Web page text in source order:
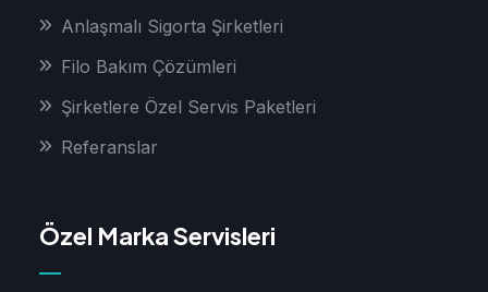
Anlaşmalı Sigorta Şirketleri
Filo Bakım Çözümleri
Şirketlere Özel Servis Paketleri
Referanslar
Özel Marka Servisleri